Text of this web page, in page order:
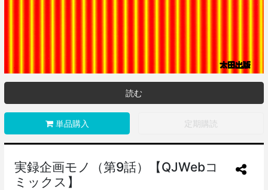
読む
単品購入 定期購読
実録企画モノ（第9話）【QJWebコ
ミックス】